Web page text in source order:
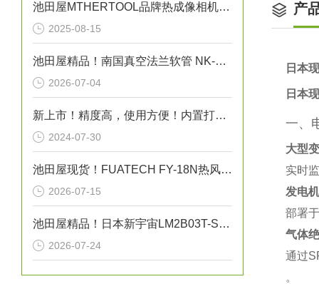
池田屋MTHERTOOL品牌热成像相机操作方法
2025-08-15
池田屋精品！南国真空法兰软管 NK-6000 参数介绍
2026-07-04
新上市！精度高，使用方便！内置打印机/膜厚计L-500
2024-07-30
池田屋现货！FUATECH FY-18N热风发生器
2026-07-15
池田屋精品！日本新宇宙LM2B03T-SBA激光甲烷检测仪
2026-07-24
产
日本
日本
一、
大型
实时
发电
部署
气体
通过
。